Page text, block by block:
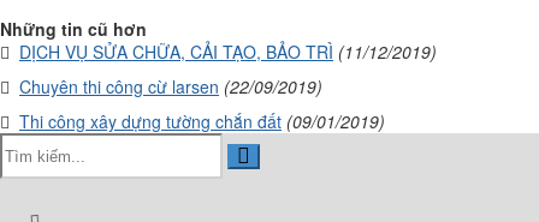
Những tin cũ hơn
DỊCH VỤ SỬA CHỮA, CẢI TẠO, BẢO TRÌ (11/12/2019)
Chuyên thi công cừ larsen (22/09/2019)
Thi công xây dựng tường chắn đất (09/01/2019)